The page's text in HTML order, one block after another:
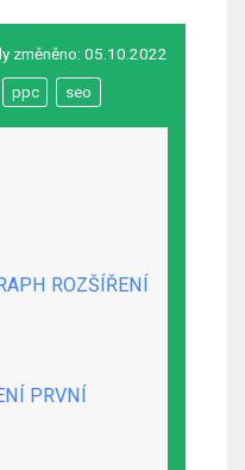
změněno: 05.10.2022
ppc seo
ROZŠÍŘENÍ
PRVNÍ